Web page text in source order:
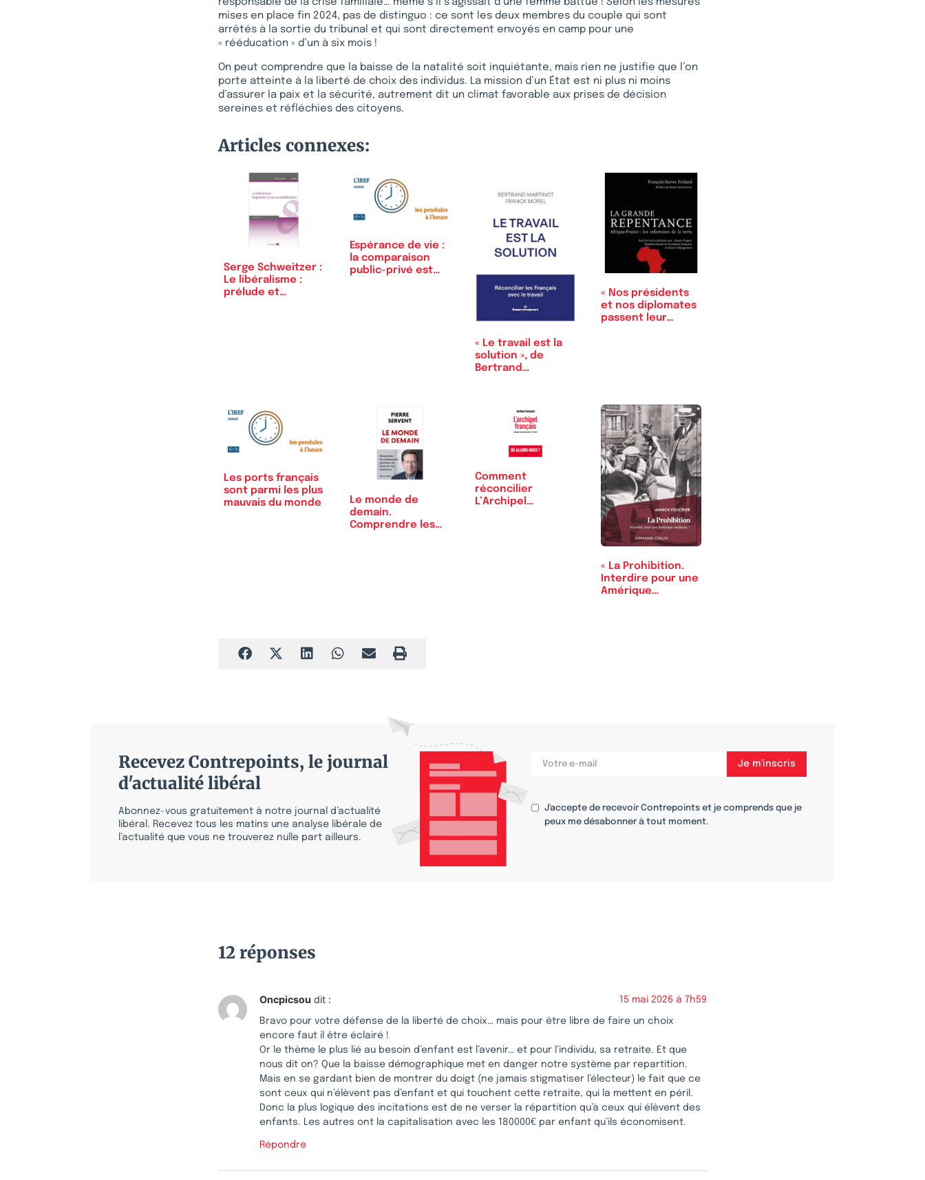
responsable de la crise familiale… même s’il s’agissait d’une femme battue ! Selon les mesures
mises en place fin 2024, pas de distinguo : ce sont les deux membres du couple qui sont
arrêtés à la sortie du tribunal et qui sont directement envoyés en camp pour une
« rééducation » d’un à six mois !
On peut comprendre que la baisse de la natalité soit inquiétante, mais rien ne justifie que l’on
porte atteinte à la liberté de choix des individus. La mission d’un État est ni plus ni moins
d’assurer la paix et la sécurité, autrement dit un climat favorable aux prises de décision
sereines et réfléchies des citoyens.
Articles connexes:
Serge Schweitzer :
Le libéralisme :
prélude et…
Espérance de vie :
la comparaison
public-privé est
« Le travail est la
solution », de
Bertrand
« Nos présidents
et nos diplomates
passent leur…
Les ports français
sont parmi les plus
mauvais du monde
Le monde de
demain.
Comprendre les
Comment
réconcilier
L’Archipel
« La Prohibition.
Interdire pour une
Amérique…
Recevez Contrepoints, le journal
d'actualité libéral
Abonnez-vous gratuitement à notre journal d’actualité
libéral. Recevez tous les matins une analyse libérale de
l’actualité que vous ne trouverez nulle part ailleurs.
J'accepte de recevoir Contrepoints et je comprends que je
peux me désabonner à tout moment.
12 réponses
Oncpicsou dit : 15 mai 2026 à 7h59
Bravo pour votre défense de la liberté de choix… mais pour être libre de faire un choix
encore faut il être éclairé !
Or le thème le plus lié au besoin d’enfant est l’avenir… et pour l’individu, sa retraite. Et que
nous dit on? Que la baisse démographique met en danger notre système par repartition.
Mais en se gardant bien de montrer du doigt (ne jamais stigmatiser l’électeur) le fait que ce
sont ceux qui n’élèvent pas d’enfant et qui touchent cette retraite, qui la mettent en péril.
Donc la plus logique des incitations est de ne verser la répartition qu’à ceux qui élèvent des
enfants. Les autres ont la capitalisation avec les 180000€ par enfant qu’ils économisent.
Répondre